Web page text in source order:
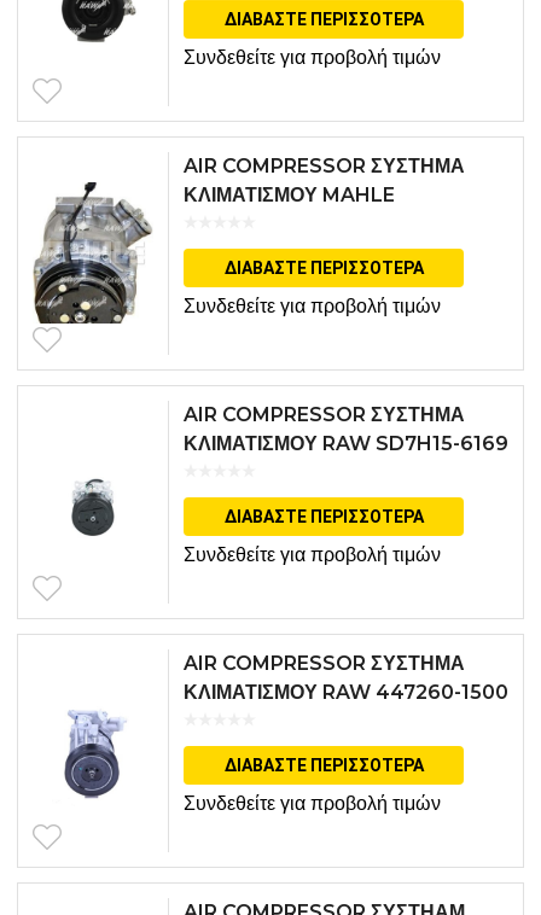
ΔΙΑΒΆΣΤΕ ΠΕΡΙΣΣΌΤΕΡΑ
Συνδεθείτε για προβολή τιμών
AIR COMPRESSOR ΣΥΣΤΗΜΑ
ΚΛΙΜΑΤΙΣΜΟΥ MAHLE
ΔΙΑΒΆΣΤΕ ΠΕΡΙΣΣΌΤΕΡΑ
Συνδεθείτε για προβολή τιμών
AIR COMPRESSOR ΣΥΣΤΗΜΑ
ΚΛΙΜΑΤΙΣΜΟΥ RAW SD7H15-6169
ΔΙΑΒΆΣΤΕ ΠΕΡΙΣΣΌΤΕΡΑ
Συνδεθείτε για προβολή τιμών
AIR COMPRESSOR ΣΥΣΤΗΜΑ
ΚΛΙΜΑΤΙΣΜΟΥ RAW 447260-1500
ΔΙΑΒΆΣΤΕ ΠΕΡΙΣΣΌΤΕΡΑ
Συνδεθείτε για προβολή τιμών